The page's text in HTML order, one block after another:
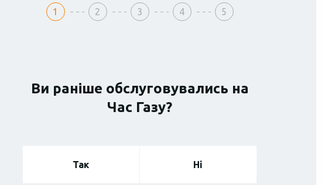
1 2 3 4 5
Ви раніше обслуговувались на
Час Газу?
Так Ні
Окружна